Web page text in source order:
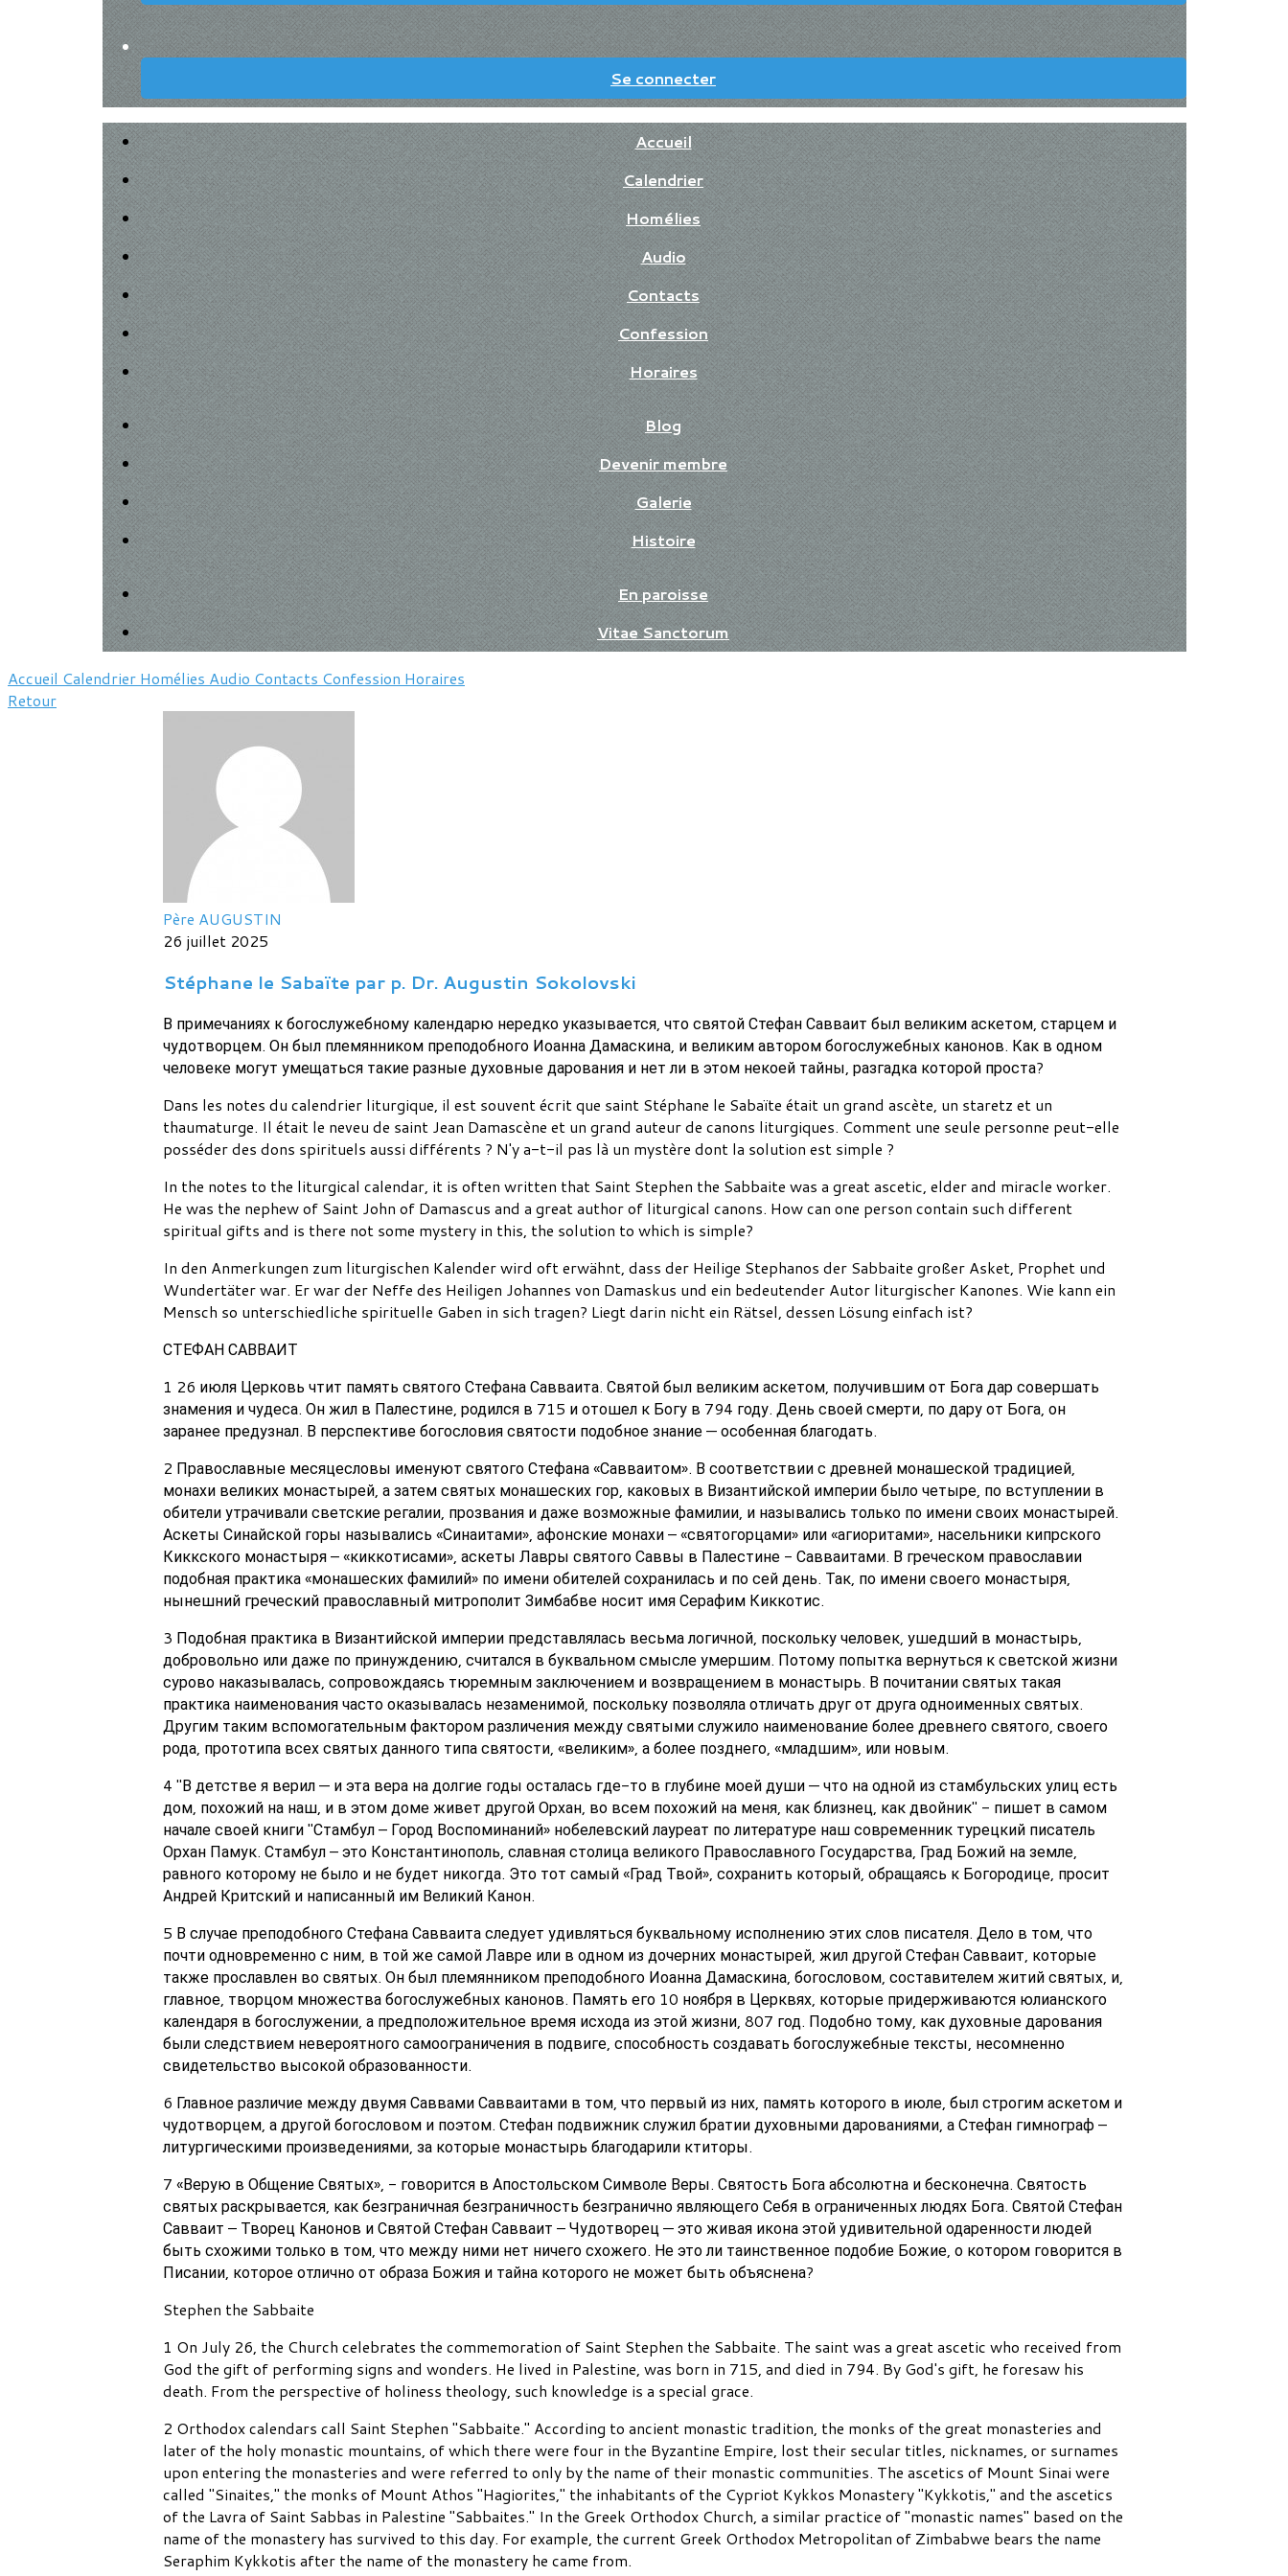
Se connecter
Accueil
Calendrier
Homélies
Audio
Contacts
Confession
Horaires
Blog
Devenir membre
Galerie
Histoire
En paroisse
Vitae Sanctorum
Accueil Calendrier Homélies Audio Contacts Confession Horaires
Retour
Père AUGUSTIN
26 juillet 2025
Stéphane le Sabaïte par p. Dr. Augustin Sokolovski
В примечаниях к богослужебному календарю нередко указывается, что святой Стефан Савваит был великим аскетом, старцем и
чудотворцем. Он был племянником преподобного Иоанна Дамаскина, и великим автором богослужебных канонов. Как в одном
человеке могут умещаться такие разные духовные дарования и нет ли в этом некоей тайны, разгадка которой проста?
Dans les notes du calendrier liturgique, il est souvent écrit que saint Stéphane le Sabaïte était un grand ascète, un staretz et un
thaumaturge. Il était le neveu de saint Jean Damascène et un grand auteur de canons liturgiques. Comment une seule personne peut-elle
posséder des dons spirituels aussi différents ? N'y a-t-il pas là un mystère dont la solution est simple ?
In the notes to the liturgical calendar, it is often written that Saint Stephen the Sabbaite was a great ascetic, elder and miracle worker.
He was the nephew of Saint John of Damascus and a great author of liturgical canons. How can one person contain such different
spiritual gifts and is there not some mystery in this, the solution to which is simple?
In den Anmerkungen zum liturgischen Kalender wird oft erwähnt, dass der Heilige Stephanos der Sabbaite großer Asket, Prophet und
Wundertäter war. Er war der Neffe des Heiligen Johannes von Damaskus und ein bedeutender Autor liturgischer Kanones. Wie kann ein
Mensch so unterschiedliche spirituelle Gaben in sich tragen? Liegt darin nicht ein Rätsel, dessen Lösung einfach ist?
СТЕФАН САВВАИТ
1 26 июля Церковь чтит память святого Стефана Савваита. Святой был великим аскетом, получившим от Бога дар совершать
знамения и чудеса. Он жил в Палестине, родился в 715 и отошел к Богу в 794 году. День своей смерти, по дару от Бога, он
заранее предузнал. В перспективе богословия святости подобное знание — особенная благодать.
2 Православные месяцесловы именуют святого Стефана «Савваитом». В соответствии с древней монашеской традицией,
монахи великих монастырей, а затем святых монашеских гор, каковых в Византийской империи было четыре, по вступлении в
обители утрачивали светские регалии, прозвания и даже возможные фамилии, и назывались только по имени своих монастырей.
Аскеты Синайской горы назывались «Синаитами», афонские монахи – «святогорцами» или «агиоритами», насельники кипрского
Киккского монастыря – «киккотисами», аскеты Лавры святого Саввы в Палестине - Савваитами. В греческом православии
подобная практика «монашеских фамилий» по имени обителей сохранилась и по сей день. Так, по имени своего монастыря,
нынешний греческий православный митрополит Зимбабве носит имя Серафим Киккотис.
3 Подобная практика в Византийской империи представлялась весьма логичной, поскольку человек, ушедший в монастырь,
добровольно или даже по принуждению, считался в буквальном смысле умершим. Потому попытка вернуться к светской жизни
сурово наказывалась, сопровождаясь тюремным заключением и возвращением в монастырь. В почитании святых такая
практика наименования часто оказывалась незаменимой, поскольку позволяла отличать друг от друга одноименных святых.
Другим таким вспомогательным фактором различения между святыми служило наименование более древнего святого, своего
рода, прототипа всех святых данного типа святости, «великим», а более позднего, «младшим», или новым.
4 "В детстве я верил — и эта вера на долгие годы осталась где-то в глубине моей души — что на одной из стамбульских улиц есть
дом, похожий на наш, и в этом доме живет другой Орхан, во всем похожий на меня, как близнец, как двойник" - пишет в самом
начале своей книги "Стамбул – Город Воспоминаний» нобелевский лауреат по литературе наш современник турецкий писатель
Орхан Памук. Стамбул – это Константинополь, славная столица великого Православного Государства, Град Божий на земле,
равного которому не было и не будет никогда. Это тот самый «Град Твой», сохранить который, обращаясь к Богородице, просит
Андрей Критский и написанный им Великий Канон.
5 В случае преподобного Стефана Савваита следует удивляться буквальному исполнению этих слов писателя. Дело в том, что
почти одновременно с ним, в той же самой Лавре или в одном из дочерних монастырей, жил другой Стефан Савваит, которые
также прославлен во святых. Он был племянником преподобного Иоанна Дамаскина, богословом, составителем житий святых, и,
главное, творцом множества богослужебных канонов. Память его 10 ноября в Церквях, которые придерживаются юлианского
календаря в богослужении, а предположительное время исхода из этой жизни, 807 год. Подобно тому, как духовные дарования
были следствием невероятного самоограничения в подвиге, способность создавать богослужебные тексты, несомненно
свидетельство высокой образованности.
6 Главное различие между двумя Саввами Савваитами в том, что первый из них, память которого в июле, был строгим аскетом и
чудотворцем, а другой богословом и поэтом. Стефан подвижник служил братии духовными дарованиями, а Стефан гимнограф –
литургическими произведениями, за которые монастырь благодарили ктиторы.
7 «Верую в Общение Святых», - говорится в Апостольском Символе Веры. Святость Бога абсолютна и бесконечна. Святость
святых раскрывается, как безграничная безграничность безгранично являющего Себя в ограниченных людях Бога. Святой Стефан
Савваит – Творец Канонов и Святой Стефан Савваит – Чудотворец — это живая икона этой удивительной одаренности людей
быть схожими только в том, что между ними нет ничего схожего. Не это ли таинственное подобие Божие, о котором говорится в
Писании, которое отлично от образа Божия и тайна которого не может быть объяснена?
Stephen the Sabbaite
1 On July 26, the Church celebrates the commemoration of Saint Stephen the Sabbaite. The saint was a great ascetic who received from
God the gift of performing signs and wonders. He lived in Palestine, was born in 715, and died in 794. By God's gift, he foresaw his
death. From the perspective of holiness theology, such knowledge is a special grace.
2 Orthodox calendars call Saint Stephen "Sabbaite." According to ancient monastic tradition, the monks of the great monasteries and
later of the holy monastic mountains, of which there were four in the Byzantine Empire, lost their secular titles, nicknames, or surnames
upon entering the monasteries and were referred to only by the name of their monastic communities. The ascetics of Mount Sinai were
called "Sinaites," the monks of Mount Athos "Hagiorites," the inhabitants of the Cypriot Kykkos Monastery "Kykkotis," and the ascetics
of the Lavra of Saint Sabbas in Palestine "Sabbaites." In the Greek Orthodox Church, a similar practice of "monastic names" based on the
name of the monastery has survived to this day. For example, the current Greek Orthodox Metropolitan of Zimbabwe bears the name
Seraphim Kykkotis after the name of the monastery he came from.